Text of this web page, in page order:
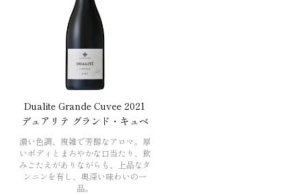
Dualite Grande Cuvee 2021
デュアリテ グランド・キュベ
濃い色調、複雑で芳醇なアロマ。厚
いボディとまろやかな口当たり、飲
みごたえがありながらも、上品なタ
ンニンを有し、奥深い味わいの一
品。